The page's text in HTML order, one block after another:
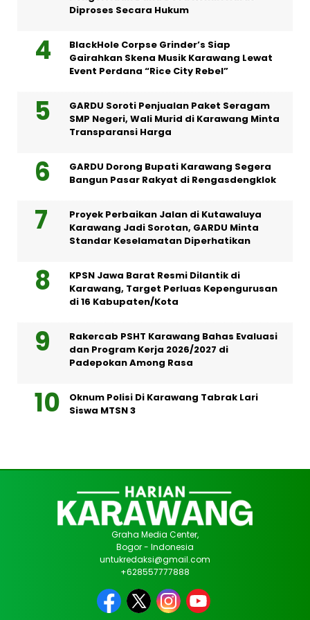
Diproses Secara Hukum
BlackHole Corpse Grinder’s Siap
Gairahkan Skena Musik Karawang Lewat
Event Perdana “Rice City Rebel”
GARDU Soroti Penjualan Paket Seragam
SMP Negeri, Wali Murid di Karawang Minta
Transparansi Harga
GARDU Dorong Bupati Karawang Segera
Bangun Pasar Rakyat di Rengasdengklok
Proyek Perbaikan Jalan di Kutawaluya
Karawang Jadi Sorotan, GARDU Minta
Standar Keselamatan Diperhatikan
KPSN Jawa Barat Resmi Dilantik di
Karawang, Target Perluas Kepengurusan
di 16 Kabupaten/Kota
Rakercab PSHT Karawang Bahas Evaluasi
dan Program Kerja 2026/2027 di
Padepokan Among Rasa
Oknum Polisi Di Karawang Tabrak Lari
Siswa MTSN 3
Graha Media Center,
Bogor - Indonesia
untukredaksi@gmail.com
+628557777888